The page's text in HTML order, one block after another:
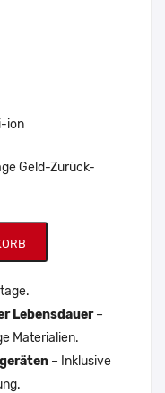
ion
Geld-Zurück-
Lebensdauer–
Materialien.
– Inklusive